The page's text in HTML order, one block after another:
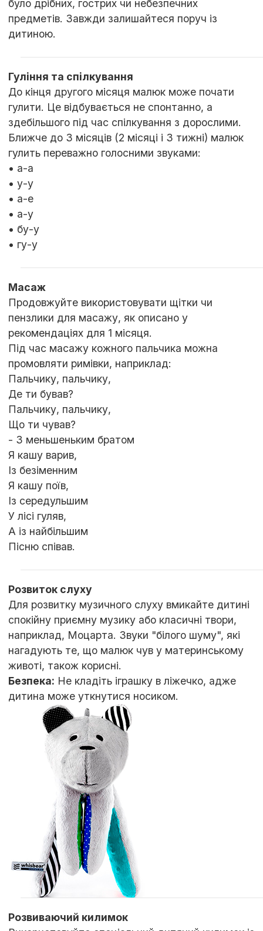
було дрібних, гострих чи небезпечних
предметів. Завжди залишайтеся поруч із
дитиною.
Гуління та спілкування
До кінця другого місяця малюк може почати
гулити. Це відбувається не спонтанно, а
здебільшого під час спілкування з дорослими.
Ближче до 3 місяців (2 місяці і 3 тижні) малюк
гулить переважно голосними звуками:
• а-а
• у-у
• а-е
• а-у
• бу-у
• гу-у
Масаж
Продовжуйте використовувати щітки чи
пензлики для масажу, як описано у
рекомендаціях для 1 місяця.
Під час масажу кожного пальчика можна
промовляти римівки, наприклад:
Пальчику, пальчику,
Де ти бував?
Пальчику, пальчику,
Що ти чував?
- З меньшеньким братом
Я кашу варив,
Із безіменним
Я кашу поїв,
Із середульшим
У лісі гуляв,
А із найбільшим
Пісню співав.
Розвиток слуху
Для розвитку музичного слуху вмикайте дитині
спокійну приємну музику або класичні твори,
наприклад, Моцарта. Звуки "білого шуму", які
нагадують те, що малюк чув у материнському
Безпека: Не кладіть іграшку в ліжечко, адже
дитина може уткнутися носиком.
Розвиваючий килимок